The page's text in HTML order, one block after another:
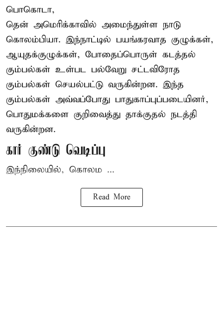
பொகொடா,
தென் அமெரிக்காவில் அமைந்துள்ள நாடு
கொலம்பியா. இந்நாட்டில் பயங்கரவாத குழுக்கள்,
ஆயுதக்குழுக்கள், போதைப்பொருள் கடத்தல்
கும்பல்கள் உள்பட பல்வேறு சட்டவிரோத
கும்பல்கள் செயல்பட்டு வருகின்றன. இந்த
கும்பல்கள் அவ்வப்போது பாதுகாப்புப்படையினர்,
பொதுமக்களை குறிவைத்து தாக்குதல் நடத்தி
வருகின்றன.
கார் குண்டு வெடிப்பு
இந்நிலையில், கொலம ...
Read More